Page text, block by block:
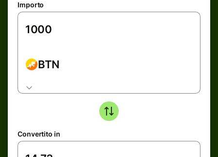
Importo
BTN
Convertito in